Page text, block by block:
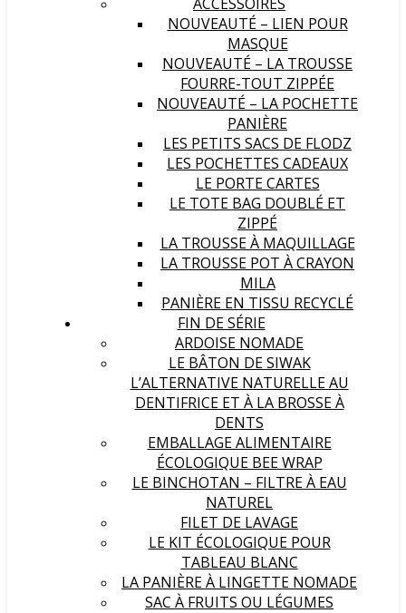
NOUVEAUTÉ – LIEN POUR
MASQUE
NOUVEAUTÉ – LA TROUSSE
FOURRE-TOUT ZIPPÉE
NOUVEAUTÉ – LA POCHETTE
PANIÈRE
LES PETITS SACS DE FLODZ
LES POCHETTES CADEAUX
LE PORTE CARTES
LE TOTE BAG DOUBLÉ ET
ZIPPÉ
LA TROUSSE À MAQUILLAGE
LA TROUSSE POT À CRAYON
MILA
PANIÈRE EN TISSU RECYCLÉ
FIN DE SÉRIE
ARDOISE NOMADE
LE BÂTON DE SIWAK
L’ALTERNATIVE NATURELLE AU
DENTIFRICE ET À LA BROSSE À
DENTS
EMBALLAGE ALIMENTAIRE
ÉCOLOGIQUE BEE WRAP
LE BINCHOTAN – FILTRE À EAU
NATUREL
FILET DE LAVAGE
LE KIT ÉCOLOGIQUE POUR
TABLEAU BLANC
LA PANIÈRE À LINGETTE NOMADE
SAC À FRUITS OU LÉGUMES